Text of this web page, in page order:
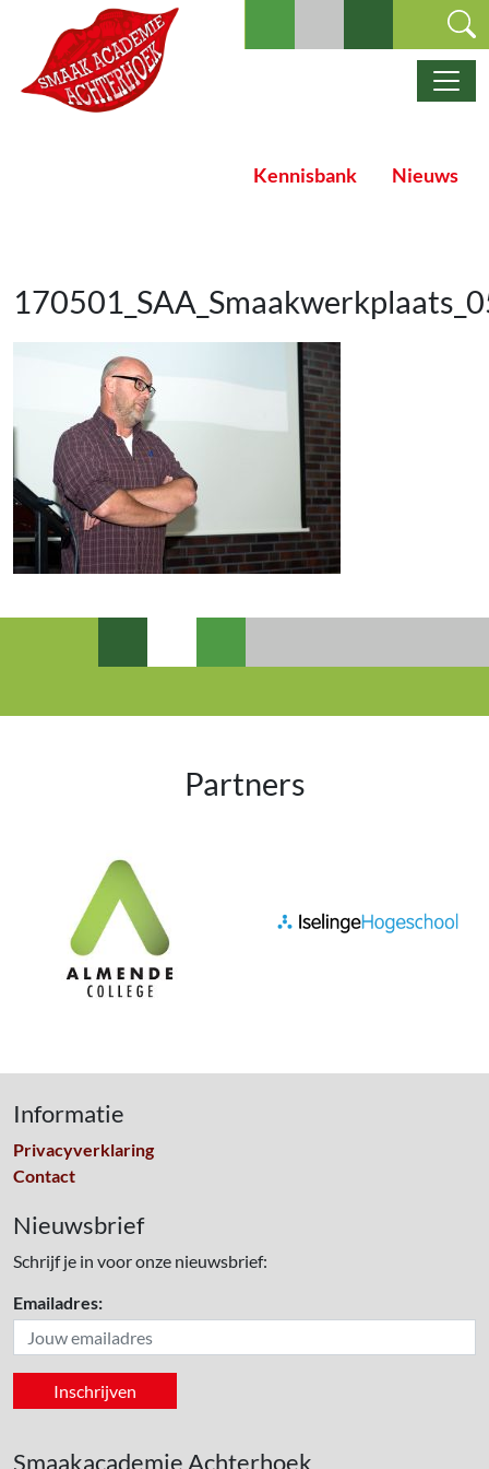
Ga naar de inhoud
Hoofdnavigatie
Kennisbank Nieuws
Partners
Informatie
Privacyverklaring
Contact
Nieuwsbrief
Schrijf je in voor onze nieuwsbrief:
Emailadres:
Smaakacademie Achterhoek